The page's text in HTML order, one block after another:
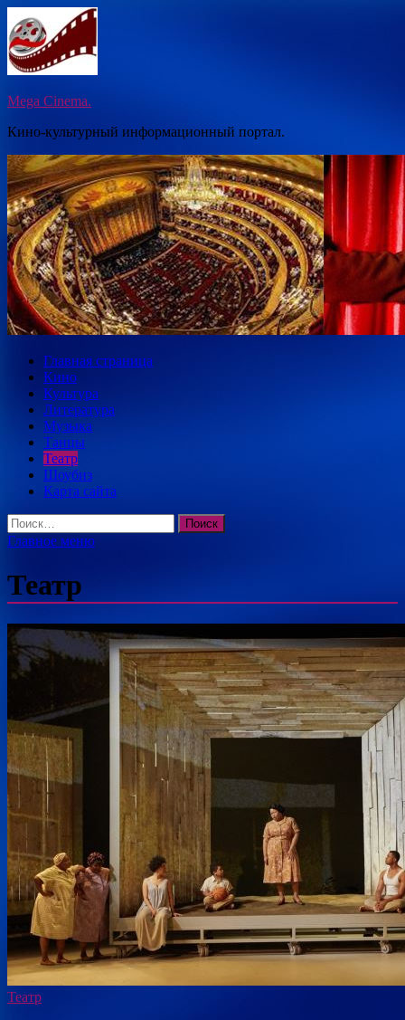
Перейти
к
содержимому
Mega Cinema.
Кино-культурный информационный портал.
Главная страница
Кино
Культура
Литература
Музыка
Танцы
Театр
Шоубиз
Карта сайта
Найти:
Главное меню
Театр
Театр